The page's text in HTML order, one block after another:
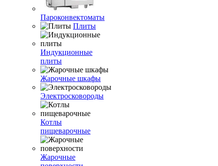
Пароконвектоматы
Плиты
Индукционные
плиты
Жарочные шкафы
Электросковороды
Котлы
пищеварочные
Жарочные